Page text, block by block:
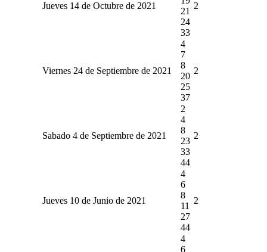
Jueves 14 de Octubre de 2021
21
24
33
2
Viernes 24 de Septiembre de 2021
4
7
8
20
25
37
2
Sabado 4 de Septiembre de 2021
2
4
8
23
33
44
2
Jueves 10 de Junio de 2021
4
6
8
11
27
44
2
4
6